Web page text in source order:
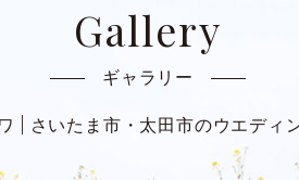
Gallery
ギャラリー
さいたま市・太田市のウエディ